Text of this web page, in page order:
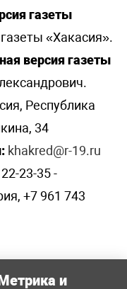
газеты
«Хакасия».
версия газеты
Республика
34
khakred@r-19.ru
23-35 -
+7 961 743
и